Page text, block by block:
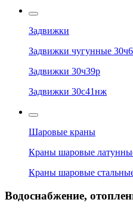
Задвижки
Задвижки чугунные
Задвижки 30ч39р
Задвижки 30с41нж
Шаровые краны
Краны шаровые
Краны шаровые
Водоснабжение,